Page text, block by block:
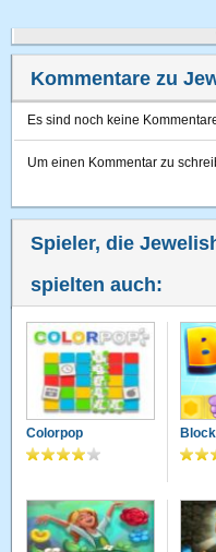
Kommentare zu
Es sind noch keine
Um einen Kommentar zu
Spieler, die
spielten auch:
Colorpop